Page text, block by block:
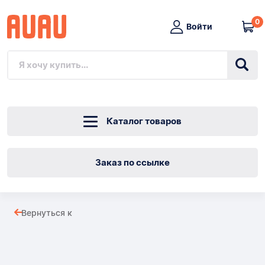
Войти
0
Каталог товаров
Заказ по ссылке
Вернуться к